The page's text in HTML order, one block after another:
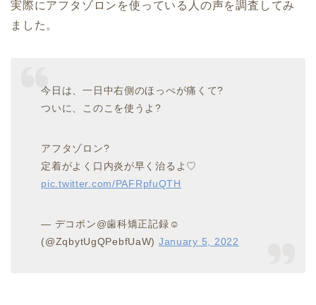
実際にアフタゾロンを使っている人の声を調査してみ
ました。
今日は、一日中右側のほっぺが痛くて?
ついに、このこを使うよ?
アフタゾロン?
定着がよく口内炎が早く治るよ♡
pic.twitter.com/PAFRpfuQTH
— デコポン@歯科矯正記録☺︎
(@ZqbytUgQPebfUaW) January 5, 2022